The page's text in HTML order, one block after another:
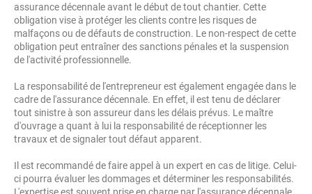
assurance décennale avant le début de tout chantier. Cette
obligation vise à protéger les clients contre les risques de
malfaçons ou de défauts de construction. Le non-respect de cette
obligation peut entraîner des sanctions pénales et la suspension
de l'activité professionnelle.
La responsabilité de l'entrepreneur est également engagée dans le
cadre de l'assurance décennale. En effet, il est tenu de déclarer
tout sinistre à son assureur dans les délais prévus. Le maître
d'ouvrage a quant à lui la responsabilité de réceptionner les
travaux et de signaler tout défaut apparent.
Il est recommandé de faire appel à un expert en cas de litige. Celui-
ci pourra évaluer les dommages et déterminer les responsabilités.